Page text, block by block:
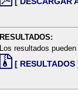
RESULTADOS:
Los resultados
[ RESULTADOS